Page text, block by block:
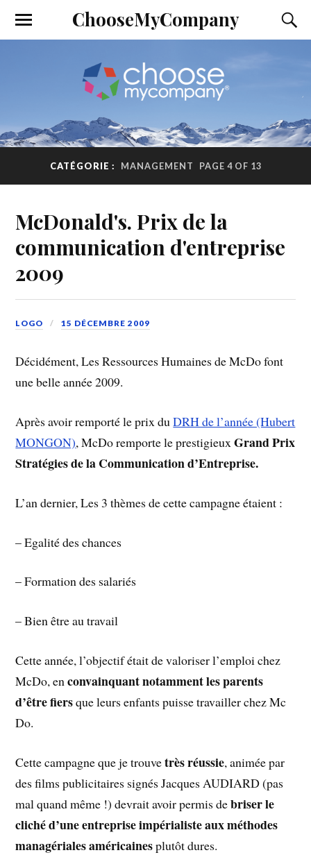
ChooseMyCompany
CATÉGORIE : MANAGEMENT PAGE 4 OF 13
McDonald's. Prix de la
communication d'entreprise
2009
LOGO 15 DÉCEMBRE 2009
Décidément, Les Ressources Humaines de McDo font
une belle année 2009.
Après avoir remporté le prix duDRH de l’année (Hubert
MONGON), McDo remporte le prestigieuxGrand Prix
Stratégies de la Communication d’Entreprise.
L’an dernier, Les 3 thèmes de cette campagne étaient :
– Egalité des chances
– Formation des salariés
– Bien être au travail
Cette année, l’objectif était de valoriser l’emploi chez
McDo, en convainquant notamment les parents
d’être fiersque leurs enfants puisse travailler chez Mc
Do.
Cette campagne que je trouvetrès réussie, animée par
des films publicitaires signés Jacques AUDIARD (pas
mal quand même !) devrait avoir permis debriser le
cliché d’une entreprise impérialiste aux méthodes
managériales américainesplutôt dures.